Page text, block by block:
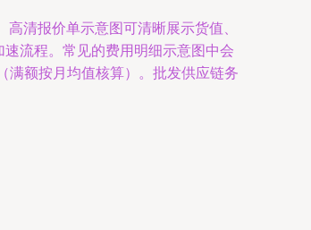
清报价单示意图可清晰展示货值、
流程。常见的费用明细示意图中会
满额按月均值核算）。批发供应链务